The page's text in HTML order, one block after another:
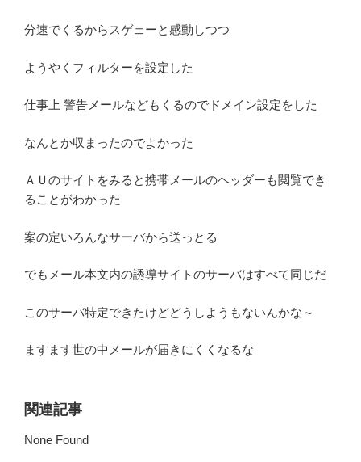
分速でくるからスゲェーと感動しつつ
ようやくフィルターを設定した
仕事上 警告メールなどもくるのでドメイン設定をした
なんとか収まったのでよかった
ＡＵのサイトをみると携帯メールのヘッダーも閲覧でき
ることがわかった
案の定いろんなサーバから送っとる
でもメール本文内の誘導サイトのサーバはすべて同じだ
このサーバ特定できたけどどうしようもないんかな～
ますます世の中メールが届きにくくなるな
関連記事
None Found